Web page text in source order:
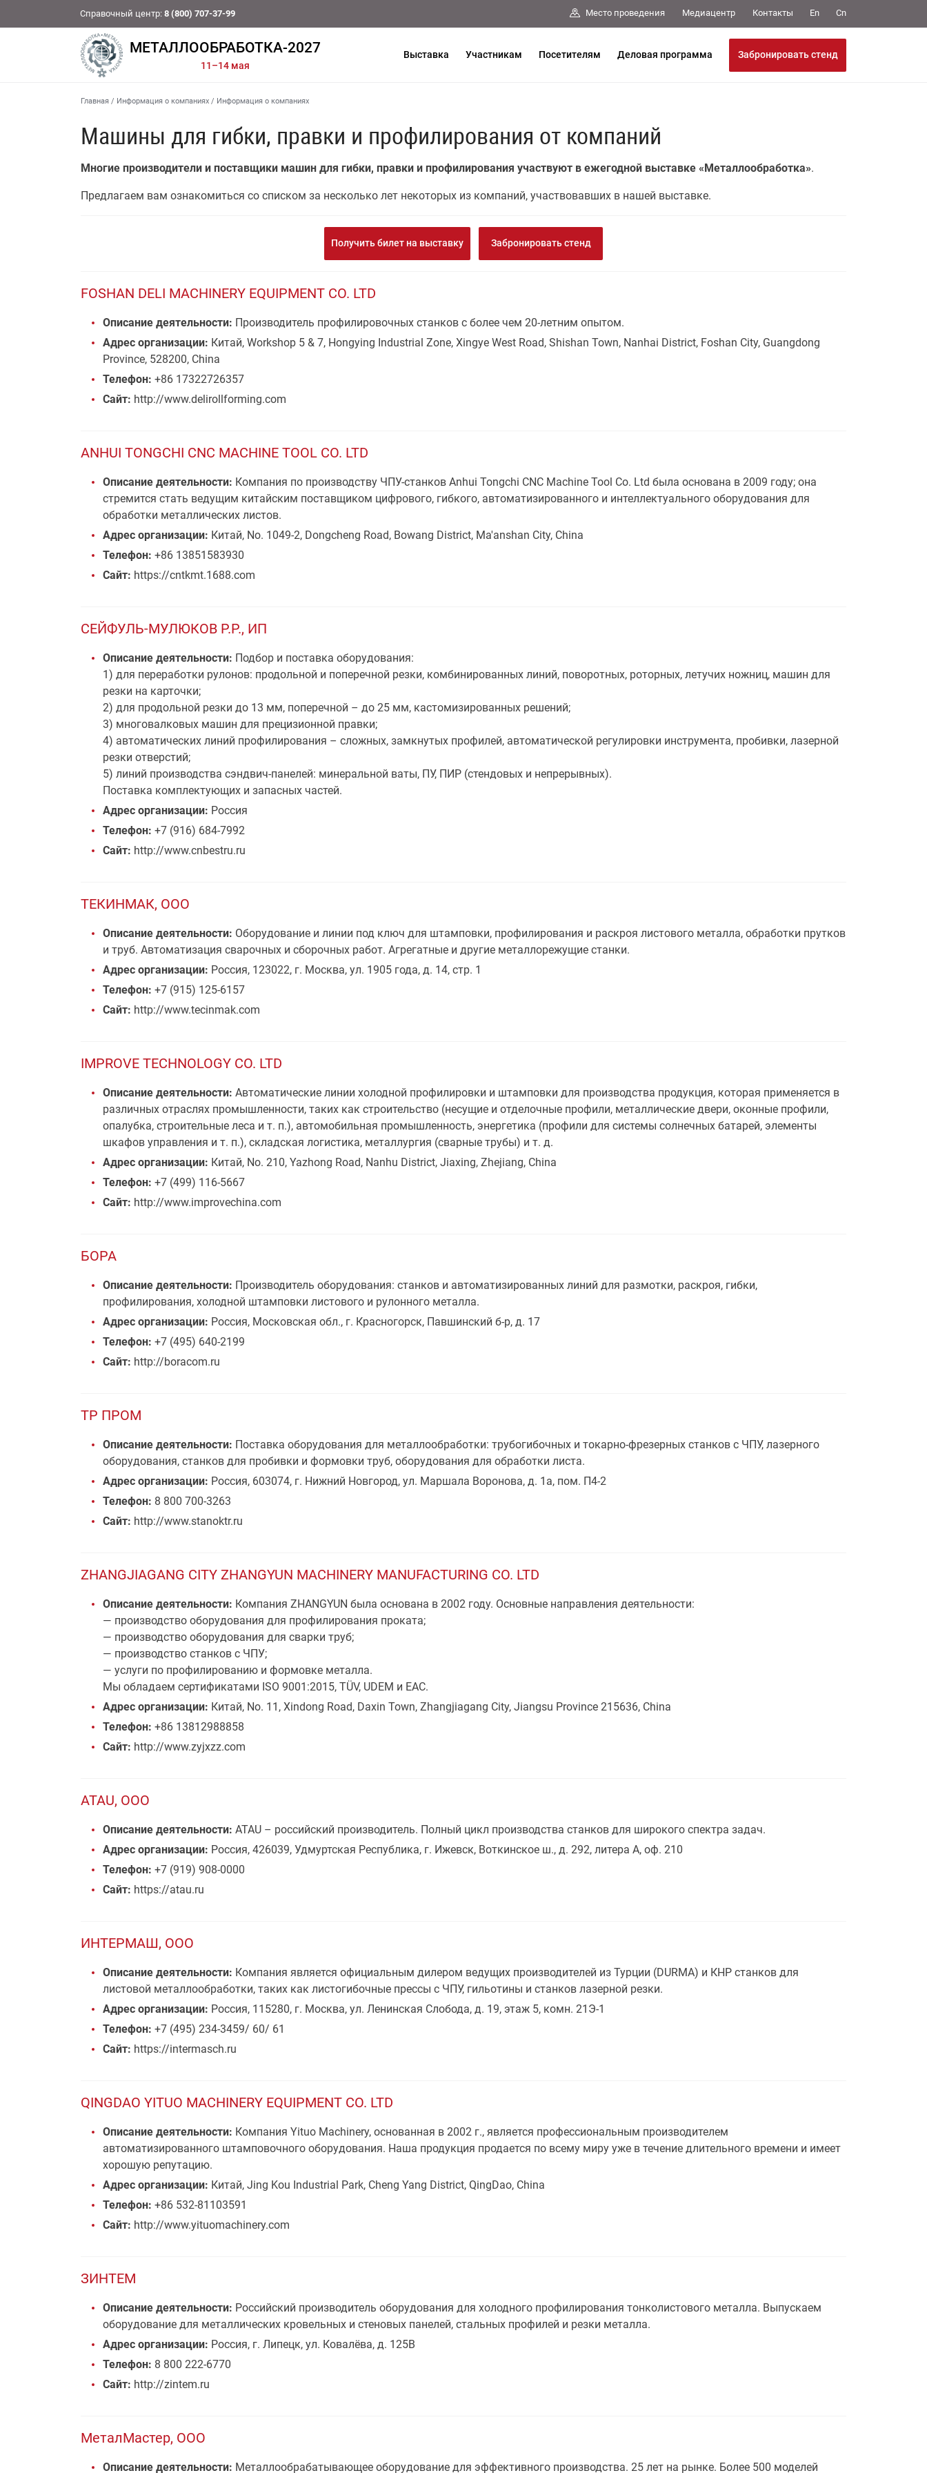
Справочный центр: 8 (800) 707-37-99 Место проведения Медиацентр Контакты En Cn
МЕТАЛЛООБРАБОТКА-2027
11–14 мая
Выставка Участникам Посетителям Деловая программа Забронировать стенд
Главная / Информация о компаниях / Информация о компаниях
Машины для гибки, правки и профилирования от компаний
Многие производители и поставщики машин для гибки, правки и профилирования участвуют в ежегодной выставке «Металлообработка».
Предлагаем вам ознакомиться со списком за несколько лет некоторых из компаний, участвовавших в нашей выставке.
Получить билет на выставку Забронировать стенд
FOSHAN DELI MACHINERY EQUIPMENT CO. LTD
Описание деятельности: Производитель профилировочных станков с более чем 20-летним опытом.
Адрес организации: Китай, Workshop 5 & 7, Hongying Industrial Zone, Xingye West Road, Shishan Town, Nanhai District, Foshan City, Guangdong
Province, 528200, China
Телефон: +86 17322726357
Сайт: http://www.delirollforming.com
ANHUI TONGCHI CNC MACHINE TOOL CO. LTD
Описание деятельности: Компания по производству ЧПУ-станков Anhui Tongchi CNC Machine Tool Co. Ltd была основана в 2009 году; она
стремится стать ведущим китайским поставщиком цифрового, гибкого, автоматизированного и интеллектуального оборудования для
обработки металлических листов.
Адрес организации: Китай, No. 1049-2, Dongcheng Road, Bowang District, Ma'anshan City, China
Телефон: +86 13851583930
Сайт: https://cntkmt.1688.com
СЕЙФУЛЬ-МУЛЮКОВ Р.Р., ИП
Описание деятельности: Подбор и поставка оборудования:
1) для переработки рулонов: продольной и поперечной резки, комбинированных линий, поворотных, роторных, летучих ножниц, машин для
резки на карточки;
2) для продольной резки до 13 мм, поперечной – до 25 мм, кастомизированных решений;
3) многовалковых машин для прецизионной правки;
4) автоматических линий профилирования – сложных, замкнутых профилей, автоматической регулировки инструмента, пробивки, лазерной
резки отверстий;
5) линий производства сэндвич-панелей: минеральной ваты, ПУ, ПИР (стендовых и непрерывных).
Поставка комплектующих и запасных частей.
Адрес организации: Россия
Телефон: +7 (916) 684-7992
Сайт: http://www.cnbestru.ru
ТЕКИНМАК, ООО
Описание деятельности: Оборудование и линии под ключ для штамповки, профилирования и раскроя листового металла, обработки прутков
и труб. Автоматизация сварочных и сборочных работ. Агрегатные и другие металлорежущие станки.
Адрес организации: Россия, 123022, г. Москва, ул. 1905 года, д. 14, стр. 1
Телефон: +7 (915) 125-6157
Сайт: http://www.tecinmak.com
IMPROVE TECHNOLOGY CO. LTD
Описание деятельности: Автоматические линии холодной профилировки и штамповки для производства продукция, которая применяется в
различных отраслях промышленности, таких как строительство (несущие и отделочные профили, металлические двери, оконные профили,
опалубка, строительные леса и т. п.), автомобильная промышленность, энергетика (профили для системы солнечных батарей, элементы
шкафов управления и т. п.), складская логистика, металлургия (сварные трубы) и т. д.
Адрес организации: Китай, No. 210, Yazhong Road, Nanhu District, Jiaxing, Zhejiang, China
Телефон: +7 (499) 116-5667
Сайт: http://www.improvechina.com
БОРА
Описание деятельности: Производитель оборудования: станков и автоматизированных линий для размотки, раскроя, гибки,
профилирования, холодной штамповки листового и рулонного металла.
Адрес организации: Россия, Московская обл., г. Красногорск, Павшинский б-р, д. 17
Телефон: +7 (495) 640-2199
Сайт: http://boracom.ru
ТР ПРОМ
Описание деятельности: Поставка оборудования для металлообработки: трубогибочных и токарно‑фрезерных станков с ЧПУ, лазерного
оборудования, станков для пробивки и формовки труб, оборудования для обработки листа.
Адрес организации: Россия, 603074, г. Нижний Новгород, ул. Маршала Воронова, д. 1а, пом. П4-2
Телефон: 8 800 700-3263
Сайт: http://www.stanoktr.ru
ZHANGJIAGANG CITY ZHANGYUN MACHINERY MANUFACTURING CO. LTD
Описание деятельности: Компания ZHANGYUN была основана в 2002 году. Основные направления деятельности:
— производство оборудования для профилирования проката;
— производство оборудования для сварки труб;
— производство станков с ЧПУ;
— услуги по профилированию и формовке металла.
Мы обладаем сертификатами ISO 9001:2015, TÜV, UDEM и EAC.
Адрес организации: Китай, No. 11, Xindong Road, Daxin Town, Zhangjiagang City, Jiangsu Province 215636, China
Телефон: +86 13812988858
Сайт: http://www.zyjxzz.com
ATAU, ООО
Описание деятельности: ATAU – российский производитель. Полный цикл производства станков для широкого спектра задач.
Адрес организации: Россия, 426039, Удмуртская Республика, г. Ижевск, Воткинское ш., д. 292, литера А, оф. 210
Телефон: +7 (919) 908-0000
Сайт: https://atau.ru
ИНТЕРМАШ, ООО
Описание деятельности: Компания является официальным дилером ведущих производителей из Турции (DURMA) и КНР станков для
листовой металлообработки, таких как листогибочные прессы с ЧПУ, гильотины и станков лазерной резки.
Адрес организации: Россия, 115280, г. Москва, ул. Ленинская Слобода, д. 19, этаж 5, комн. 21Э-1
Телефон: +7 (495) 234-3459/ 60/ 61
Сайт: https://intermasch.ru
QINGDAO YITUO MACHINERY EQUIPMENT CO. LTD
Описание деятельности: Компания Yituo Machinery, основанная в 2002 г., является профессиональным производителем
автоматизированного штамповочного оборудования. Наша продукция продается по всему миру уже в течение длительного времени и имеет
хорошую репутацию.
Адрес организации: Китай, Jing Kou Industrial Park, Cheng Yang District, QingDao, China
Телефон: +86 532-81103591
Сайт: http://www.yituomachinery.com
ЗИНТЕМ
Описание деятельности: Российский производитель оборудования для холодного профилирования тонколистового металла. Выпускаем
оборудование для металлических кровельных и стеновых панелей, стальных профилей и резки металла.
Адрес организации: Россия, г. Липецк, ул. Ковалёва, д. 125В
Телефон: 8 800 222-6770
Сайт: http://zintem.ru
МеталМастер, ООО
Описание деятельности: Металлообрабатывающее оборудование для эффективного производства. 25 лет на рынке. Более 500 моделей